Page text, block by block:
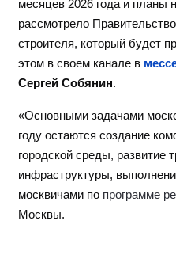
месяцев 2026 года и планы
рассмотрело
строителя, который будет
этом в своем канале в
Сергей Собянин.
«Основными задачами
году остаются создание
городской среды, развитие
инфраструктуры,
москвичами по программе
Москвы.